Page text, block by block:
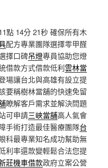
點 14分 21秒 確保所有木
配方專業團隊選擇零甲醛
擇口碑吊燈專員協助您燈
借款方式借款低利雲林當
場讓台北與高雄有設立提
要稱樹林當舖的快速免留
瞭解客戶需求並解決問題
可申請三峽當舖高人氣會
手術打造最佳醫療團隊台
科最專業知名成功幫助無
利率還款變輕鬆合法您提
莊機車借款政府立案公營